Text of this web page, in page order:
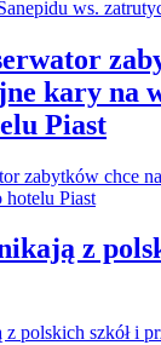
kary na
Piast
z